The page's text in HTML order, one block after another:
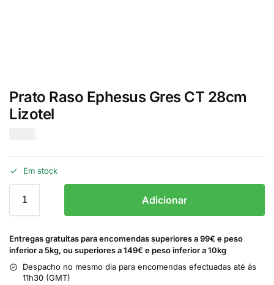
Prato Raso Ephesus Gres CT 28cm
Lizotel
Em stock
Adicionar
Entregas gratuitas para encomendas superiores a 99€ e peso
inferior a 5kg, ou superiores a 149€ e peso inferior a 10kg
Despacho no mesmo dia para encomendas efectuadas até ás
11h30 (GMT)